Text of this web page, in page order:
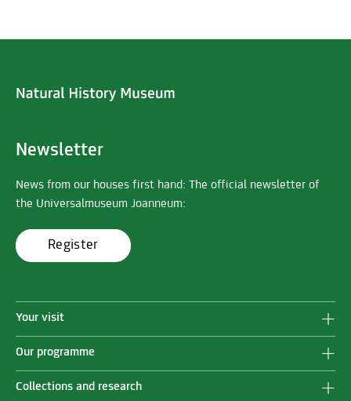
Newsletter
News from our houses first hand: The official newsletter of
the Universalmuseum Joanneum:
Register
Your visit
Our programme
Collections and research